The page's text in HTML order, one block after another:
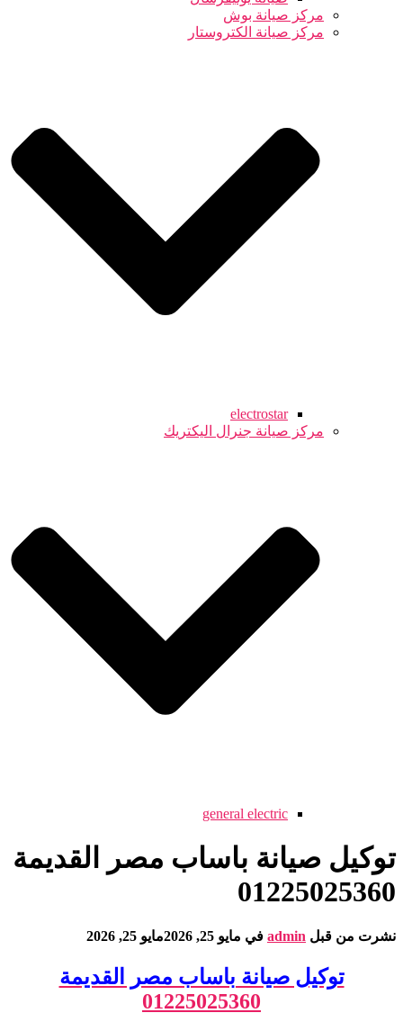
مركز صيانة بوش
مركز صيانة الكتروستار
electrostar
مركز صيانة جنرال اليكتريك
general electric
توكيل صيانة باساب مصر القديمة
01225025360
نشرت من قبل admin في مايو 25, 2026 مايو 25, 2026
توكيل صيانة باساب مصر القديمة
01225025360